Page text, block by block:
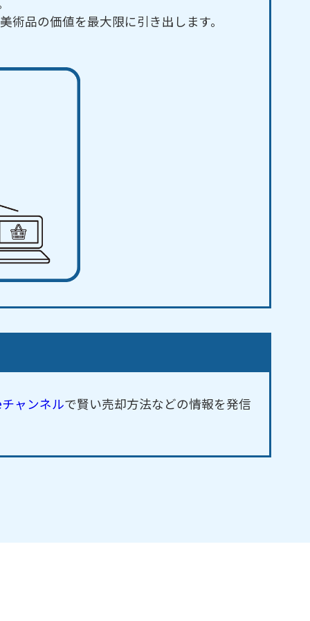
品の価値を最大限に引き出します。
ャンネルで賢い売却方法などの情報を発信